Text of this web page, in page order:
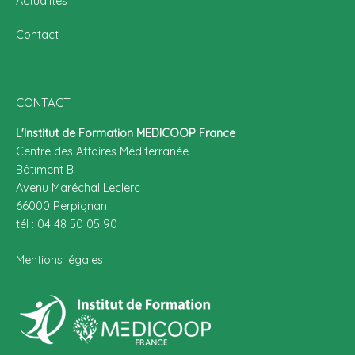
Contact
CONTACT
L'Institut de Formation MEDICOOP France
Centre des Affaires Méditerranée
Bâtiment B
Avenu Maréchal Leclerc
66000 Perpignan
tél : 04 48 50 05 90
Mentions légales